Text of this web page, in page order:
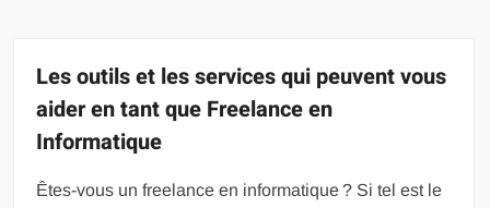
Les outils et les services qui peuvent vous
aider en tant que Freelance en
Informatique
Êtes-vous un freelance en informatique ? Si tel est le